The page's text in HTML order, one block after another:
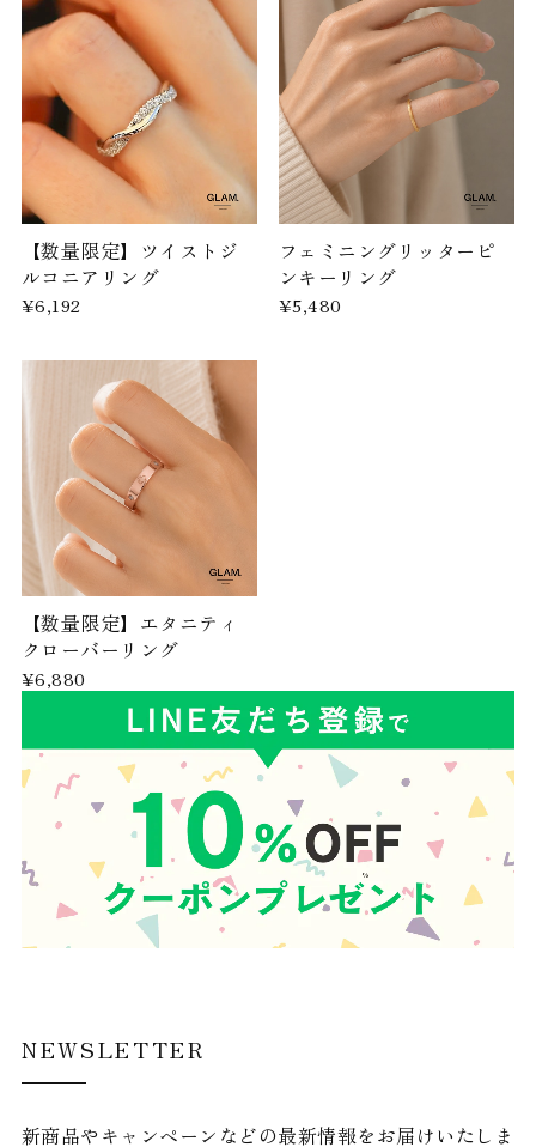
【数量限定】ツイストジ
ルコニアリング
¥6,192
フェミニングリッターピ
ンキーリング
¥5,480
【数量限定】エタニティ
クローバーリング
¥6,880
NEWSLETTER
新商品やキャンペーンなどの最新情報をお届けいたしま